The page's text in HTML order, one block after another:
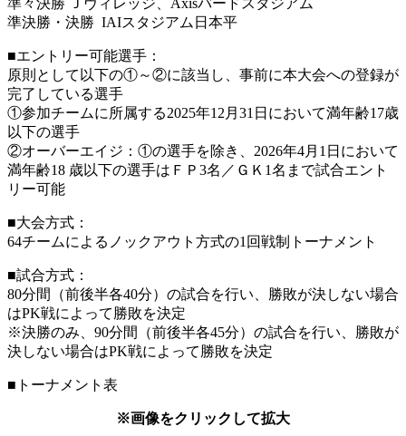
準々決勝 Ｊヴィレッジ、Axisバードスタジアム
準決勝・決勝 IAIスタジアム日本平
■エントリー可能選手：
原則として以下の①～②に該当し、事前に本大会への登録が
完了している選手
①参加チームに所属する2025年12月31日において満年齢17歳
以下の選手
②オーバーエイジ：①の選手を除き、2026年4月1日において
満年齢18 歳以下の選手はＦＰ3名／ＧＫ1名まで試合エント
リー可能
■大会方式：
64チームによるノックアウト方式の1回戦制トーナメント
■試合方式：
80分間（前後半各40分）の試合を行い、勝敗が決しない場合
はPK戦によって勝敗を決定
※決勝のみ、90分間（前後半各45分）の試合を行い、勝敗が
決しない場合はPK戦によって勝敗を決定
■トーナメント表
※画像をクリックして拡大